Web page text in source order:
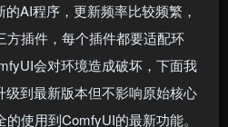
AI程序，更新频率比较频繁，
方插件，每个插件都要适配环
会对环境造成破坏，下面我
到最新版本但不影响原始核心
使用到ComfyUI的最新功能。